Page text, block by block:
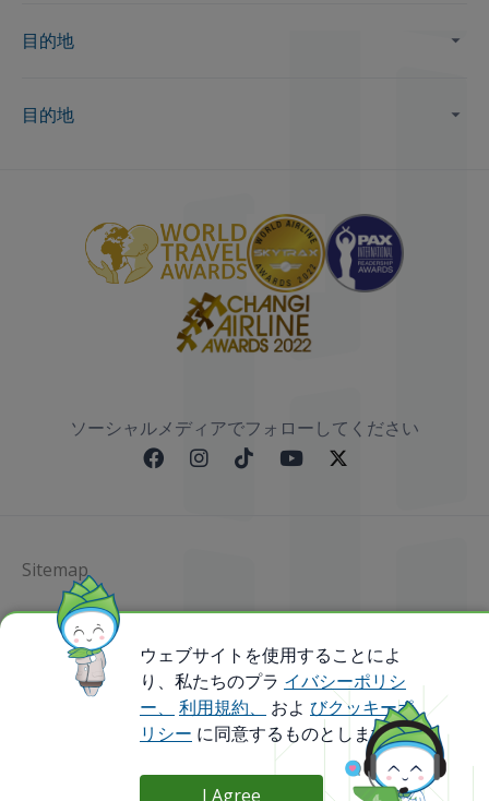
目的地
目的地
ソーシャルメディアでフォローしてください
Sitemap
@ 2023 Bamboo Airways Copyright. All Rights
Reserved.
Business Registration Code: 010786737
ウェブサイトを使用することによ
り、私たちのプラ イバシーポリシ
ー、
利用規約、 およ びクッキーポ
リシー に同意するものとします。
I Agree